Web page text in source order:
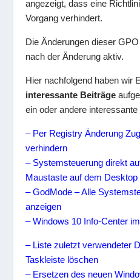
angezeigt, dass eine
Vorgang verhindert.
Die Änderungen dieser
nach der Änderung aktiv.
Hier nachfolgend haben wir
interessante Beiträge
ein oder andere
– Per Registry Änderung
verhindern
– Systemsteuerung direkt
Maustaste auf dem
– GodMode – Alle
anzeigen
– Windows 10 Info-Center
– Liste zuletzt verwendeter
Taskleiste löschen
– Ersetzen des neuen